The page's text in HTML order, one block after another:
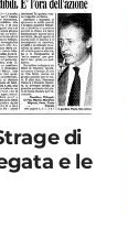
di
e le